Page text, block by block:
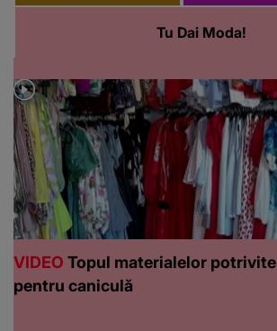
Tu Dai Moda!
VIDEO Topul materialelor potrivite
pentru caniculă